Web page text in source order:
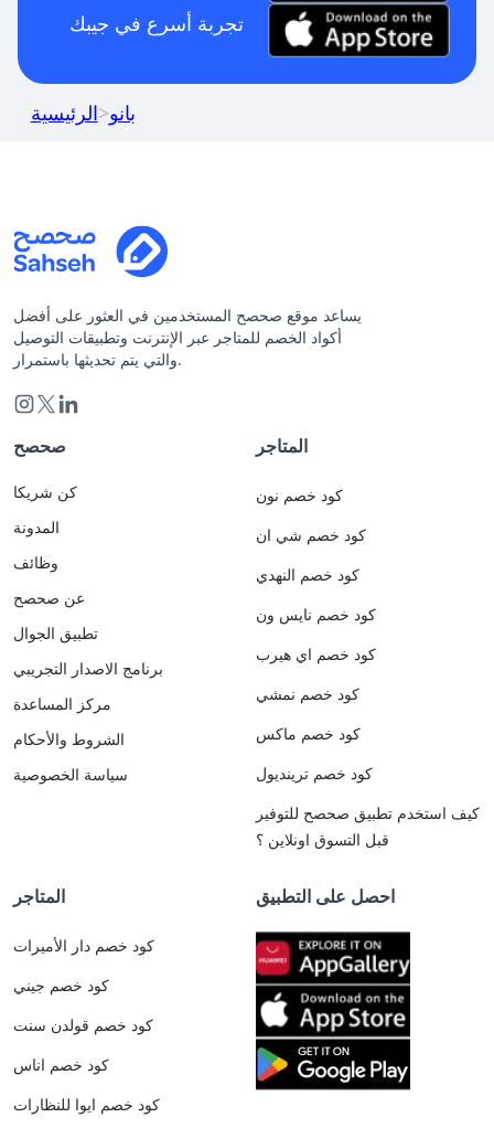
تجربة أسرع في جيبك
الرئيسية>بانو
يساعد موقع صحصح المستخدمين في العثور على أفضل
أكواد الخصم للمتاجر عبر الإنترنت وتطبيقات التوصيل
والتي يتم تحديثها باستمرار.
صحصح
كن شريكا
المدونة
وظائف
عن صحصح
تطبيق الجوال
برنامج الاصدار التجريبي
مركز المساعدة
الشروط والأحكام
سياسة الخصوصية
المتاجر
كود خصم نون
كود خصم شي ان
كود خصم النهدي
كود خصم نايس ون
كود خصم اي هيرب
كود خصم نمشي
كود خصم ماكس
كود خصم ترينديول
كيف استخدم تطبيق صحصح للتوفير
قبل التسوق اونلاين ؟
المتاجر
كود خصم دار الأميرات
كود خصم جيني
كود خصم قولدن سنت
كود خصم اناس
كود خصم ايوا للنظارات
احصل على التطبيق